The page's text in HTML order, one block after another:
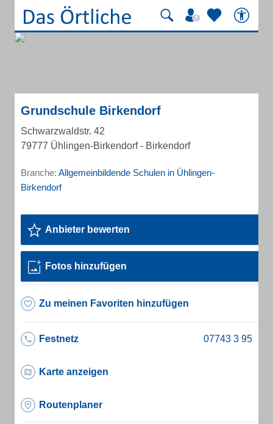
Grundschule Birkendorf
Schwarzwaldstr. 42
79777 Ühlingen-Birkendorf - Birkendorf
Branche: Allgemeinbildende Schulen in Ühlingen-
Birkendorf
Anbieter bewerten
Fotos hinzufügen
Zu meinen Favoriten hinzufügen
Festnetz
Karte anzeigen
Routenplaner